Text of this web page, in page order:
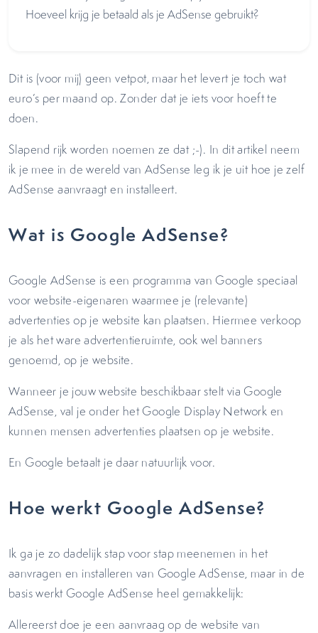
Hoeveel krijg je betaald als je AdSense gebruikt?
Dit is (voor mij) geen vetpot, maar het levert je toch wat
euro’s per maand op. Zonder dat je iets voor hoeft te
doen.
Slapend rijk worden noemen ze dat ;-). In dit artikel neem
ik je mee in de wereld van AdSense leg ik je uit hoe je zelf
AdSense aanvraagt en installeert.
Wat is Google AdSense?
Google AdSense is een programma van Google speciaal
voor website-eigenaren waarmee je (relevante)
advertenties op je website kan plaatsen. Hiermee verkoop
je als het ware advertentieruimte, ook wel banners
genoemd, op je website.
Wanneer je jouw website beschikbaar stelt via Google
AdSense, val je onder het Google Display Network en
kunnen mensen advertenties plaatsen op je website.
En Google betaalt je daar natuurlijk voor.
Hoe werkt Google AdSense?
Ik ga je zo dadelijk stap voor stap meenemen in het
aanvragen en installeren van Google AdSense, maar in de
basis werkt Google AdSense heel gemakkelijk:
Allereerst doe je een aanvraag op de website van